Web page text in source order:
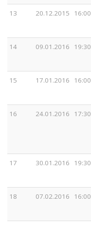
13 20.12.2015 16:00
14 09.01.2016 19:30
15 17.01.2016 16:00
16 24.01.2016 17:30
17 30.01.2016 19:30
18 07.02.2016 16:00